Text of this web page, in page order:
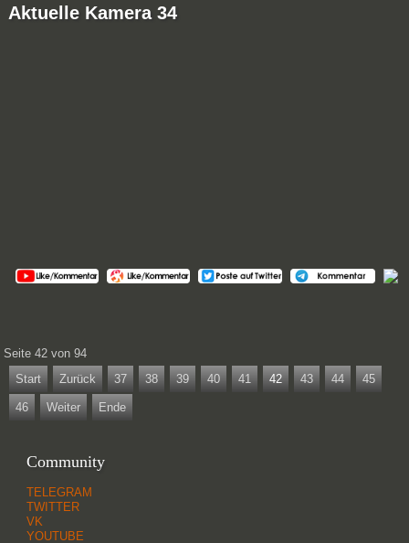
Aktuelle Kamera 34
Seite 42 von 94
Start
Zurück 37 38 39 40 41 42 43 44 45
46 Weiter Ende
Community
TELEGRAM
TWITTER
VK
YOUTUBE